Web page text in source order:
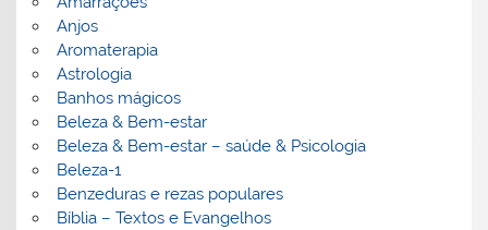
Anjos
Aromaterapia
Astrologia
Banhos mágicos
Beleza & Bem-estar
Beleza & Bem-estar – saúde & Psicologia
Beleza-1
Benzeduras e rezas populares
Bíblia – Textos e Evangelhos